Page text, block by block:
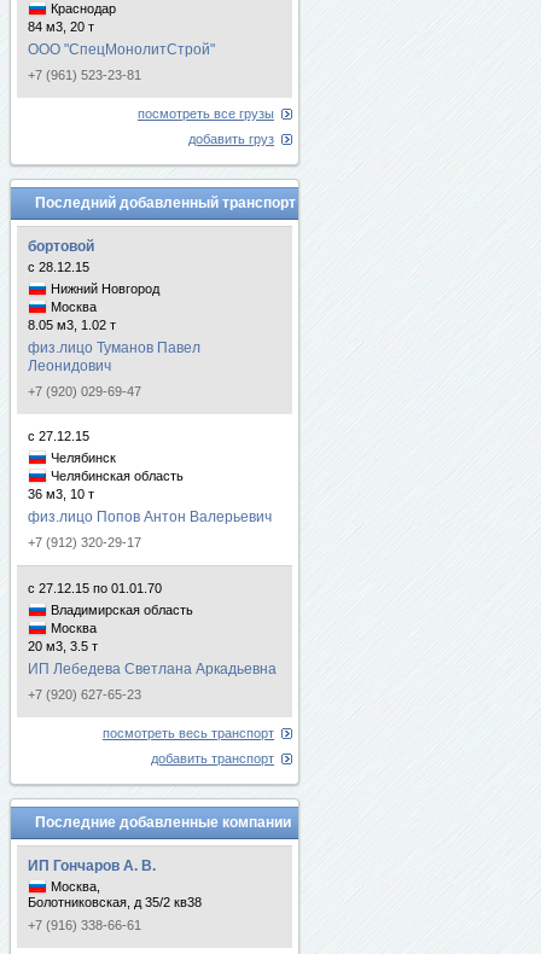
Краснодар
84 м3, 20 т
ООО "СпецМонолитСтрой"
+7 (961) 523-23-81
посмотреть все грузы
добавить груз
Последний добавленный транспорт
бортовой
с 28.12.15
Нижний Новгород
Москва
8.05 м3, 1.02 т
физ.лицо Туманов Павел
Леонидович
+7 (920) 029-69-47
с 27.12.15
Челябинск
Челябинская область
36 м3, 10 т
физ.лицо Попов Антон Валерьевич
+7 (912) 320-29-17
с 27.12.15 по 01.01.70
Владимирская область
Москва
20 м3, 3.5 т
ИП Лебедева Светлана Аркадьевна
+7 (920) 627-65-23
посмотреть весь транспорт
добавить транспорт
Последние добавленные компании
ИП Гончаров А. В.
Москва,
Болотниковская, д 35/2 кв38
+7 (916) 338-66-61